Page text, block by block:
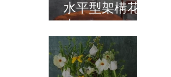
水平型架構花
束